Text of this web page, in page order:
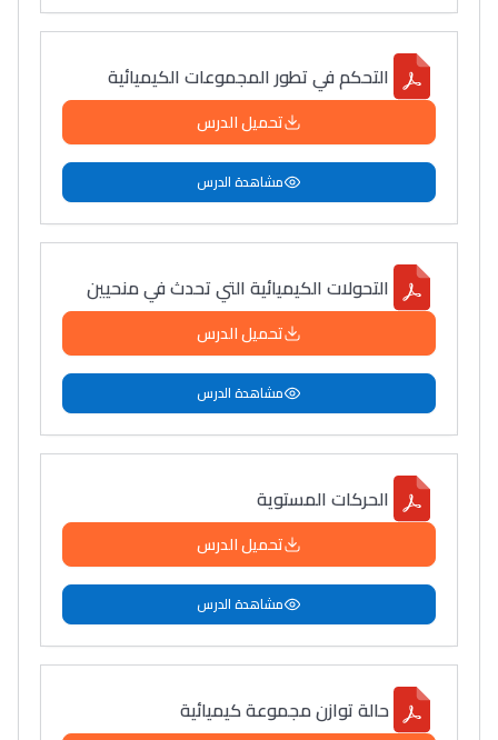
التحكم في تطور المجموعات الكيميائية
تحميل الدرس
مشاهدة الدرس
التحولات الكيميائية التي تحدث في منحيين
تحميل الدرس
مشاهدة الدرس
الحركات المستوية
تحميل الدرس
مشاهدة الدرس
حالة توازن مجموعة كيميائية